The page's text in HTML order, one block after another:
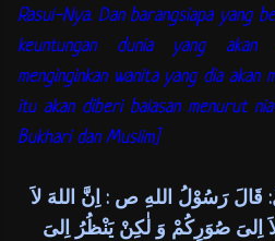
Rasul-Nya. Dan barangsiapa yang
keuntungan dunia yang akan
menginginkan wanita yang dia akan
itu akan diberi balasan menurut
Bukhari dan Muslim]
رَسُوْلُ اللهِ ص : اِنَّ اللهَ لاَ
اِلىَ صُوَرِكُمْ وَ لٰكِنْ يَنْظُرُ اِلىَ